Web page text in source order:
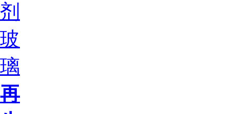
剂
玻
璃
再